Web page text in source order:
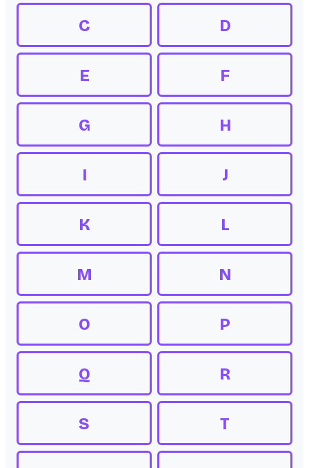
C D
E F
G H
I J
K L
M N
O P
Q R
S T